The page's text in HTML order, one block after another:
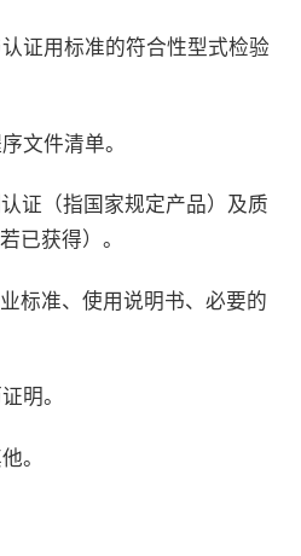
证用标准的符合性型式检验
文件清单。
证（指国家规定产品）及质
已获得）。
标准、使用说明书、必要的
明。
。